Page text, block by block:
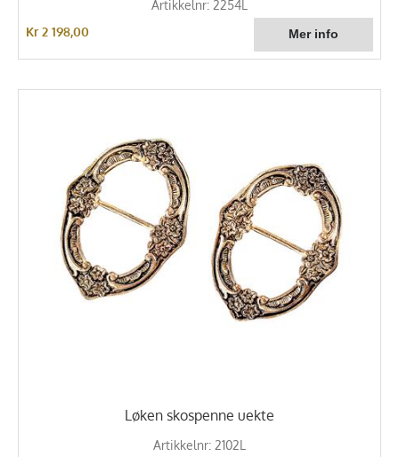
Artikkelnr: 2254L
Kr 2 198,00
Løken skospenne uekte
Artikkelnr: 2102L